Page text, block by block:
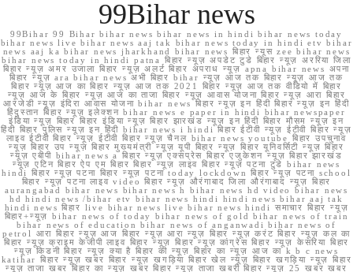
99Bihar news
99Bihar 99 Bihar bihar news bihar news in hindi bihar news today
bihar news live bihar news aaj tak bihar news today in hindi etv bihar
news aaj ka bihar news jharkhand bihar news बिहार न्यूस zee bihar news
bihar news today in hindi patna बिहार न्यूज़ अपडेट टुडे बिहार न्यूज़ अररिया जिला
बिहार न्यूज़ अमर उजाला बिहार न्यूज़ अलर्ट बिहार अपराध न्यूज़ apna bihar news अपना
बिहार न्यूज़ ara bihar news अभी बिहार bihar न्यूज़ आज तक बिहार न्यूज़ आज तक
बिहार न्यूज़ आज का बिहार न्यूज़ आज तक 2021 बिहार न्यूज़ आज तक वीडियो में बिहार
न्यूज़ आज के बिहार न्यूज़ आज का ताजा बिहार न्यूज़ आवास योजना बिहार न्यूज़ आरा बिहार
आरजेडी न्यूज़ इंदिरा आवास योजना bihar news बिहार न्यूज़ इन हिंदी बिहार न्यूज़ इन हिंदी
हिंदुस्तान बिहार न्यूज़ इलेक्शन bihar news e paper in hindi bihar newspaper
इंडिया न्यूज़ बिहार बिहार इंडिया न्यूज़ बिहार झारखंड न्यूज़ इन हिंदी बिहार मौसम न्यूज़ इन
हिंदी बिहार पुलिस न्यूज़ इन हिंदी bihar news i hindi बिहार ईटीवी न्यूज़ ईटीवी बिहार न्यूज़
लाइव ईटीवी बिहार न्यूज़ ईटीवी बिहार न्यूज़ चैनल bihar news youtube बिहार उपचुनाव
न्यूज़ बिहार उप न्यूज़ बिहार मुख्यमंत्री न्यूज़ यूपी बिहार न्यूज़ बिहार यूनिवर्सिटी न्यूज़ बिहार
न्यूज़ एबीपी bihar news a बिहार न्यूज़ एक्सप्रेस बिहार एजुकेशन न्यूज़ बिहार झारखंड
न्यूज़ एटिन बिहार ऐप एम बिहार बिहार न्यूज़ लाइव बिहार न्यूज़ पटना टुडे bihar news
hindi बिहार न्यूज़ पटना बिहार न्यूज़ पटना today lockdown बिहार न्यूज़ पटना school
बिहार न्यूज़ पटना लाइव video बिहार न्यूज़ औरंगाबाद जिला औरंगाबाद न्यूज़ बिहार
aurangabad bihar news bihar news h bihar news hd video bihar news
hd hindi news /bihar etv bihar news hindi hindi news bihar aaj tak
hindi news बिहार live bihar news live bihar news hindi समाचार बिहार न्यूज़
बिहार+न्यूज़ bihar news of today bihar news of gold bihar news of train
bihar news of education bihar news of anganwadi bihar news of
petrol आरा बिहार न्यूज़ आज बिहार न्यूज़ आरा न्यूज़ बिहार न्यूज़ करंट बिहार न्यूज़ कल का
बिहार न्यूज़ क्राइम केजीपी लाइव बिहार न्यूज़ बिहार न्यूज़ कांग्रेस बिहार न्यूज़ केसरिया बिहार
न्यूज़ किडनी बिहार न्यूज़ क्या है बिहार की न्यूज़ बिहार का न्यूज़ आज का k b c news
katihar बिहार न्यूज़ खबर बिहार न्यूज़ खगड़िया बिहार खेल न्यूज़ बिहार खगड़िया न्यूज़ बिहार
न्यूज़ ताजा खबर बिहार का न्यूज़ खबर बिहार न्यूज़ ताजा खबरी बिहार न्यूज़ 25 खबर खबर